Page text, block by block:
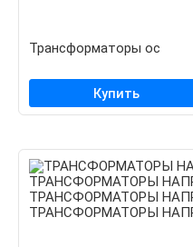
Трансформаторы ос
Купить